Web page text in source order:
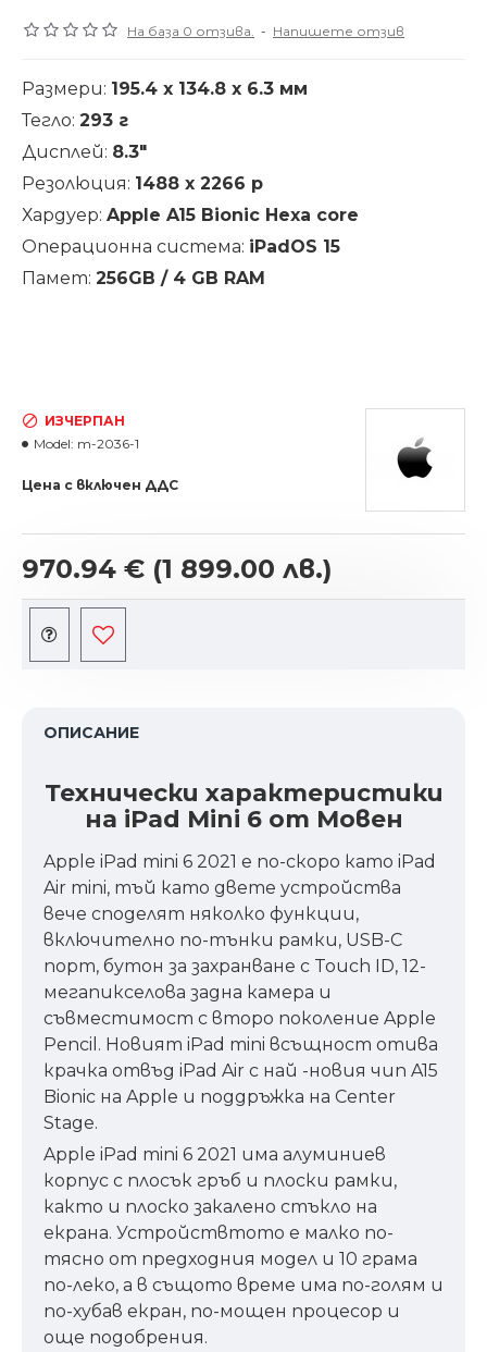
На база 0 отзива. - Напишете отзив
970.94 € (1 899.00 лв.)
ИЗЧЕРПАН
Model: m-2036-1
Цена с включен ДДС
Размери: 195.4 х 134.8 х 6.3 мм
Тегло: 293 г
Дисплей: 8.3"
Резолюция: 1488 х 2266 p
Хардуер: Apple A15 Bionic Hexa core
Операционна система: iPadOS 15
Памет: 256GB / 4 GB RAM
ОПИСАНИЕ
Технически характеристики
на iPad Mini 6 от Мовен
Apple iPad mini 6 2021 е по-скоро като iPad
Air mini, тъй като двете устройства
вече споделят няколко функции,
включително по-тънки рамки, USB-C
порт, бутон за захранване с Touch ID, 12-
мегапикселова задна камера и
съвместимост с второ поколение Apple
Pencil. Новият iPad mini всъщност отива
крачка отвъд iPad Air с най -новия чип A15
Bionic на Apple и поддръжка на Center
Stage.
Apple iPad mini 6 2021 има алуминиев
корпус с плосък гръб и плоски рамки,
както и плоско закалено стъкло на
екрана. Устройствтото е малко по-
тясно от предходния модел и 10 грама
по-леко, а в същото време има по-голям и
по-хубав екран, по-мощен процесор и
още подобрения.